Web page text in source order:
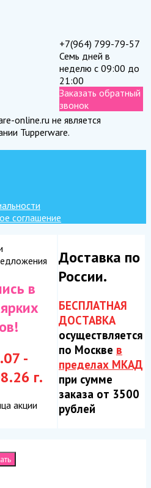
+7(964) 799-79-57
Семь дней в
неделю с 09:00 до
21:00
Заказать обратный
звонок
online.ru не является
Tupperware.
соглашение
в
-
г.
акции
Доставка по
России.
БЕСПЛАТНАЯ
ДОСТАВКА
осуществляется
по Москве в
пределах МКАД
при сумме
заказа от 3500
рублей